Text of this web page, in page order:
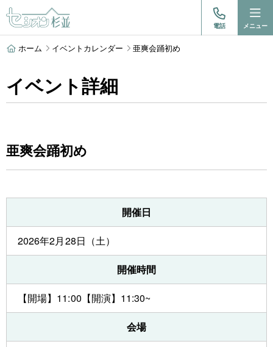
電話 メニュー
ホーム イベントカレンダー 亜爽会踊初め
イベント詳細
亜爽会踊初め
開催日
2026年2月28日（土）
開催時間
【開場】11:00【開演】11:30~
会場